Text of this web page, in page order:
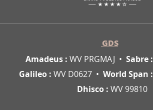
GDS
Amadeus : WV PRGMAJ Sabre :
Galileo : WV D0627 World Span :
Dhisco : WV 99810